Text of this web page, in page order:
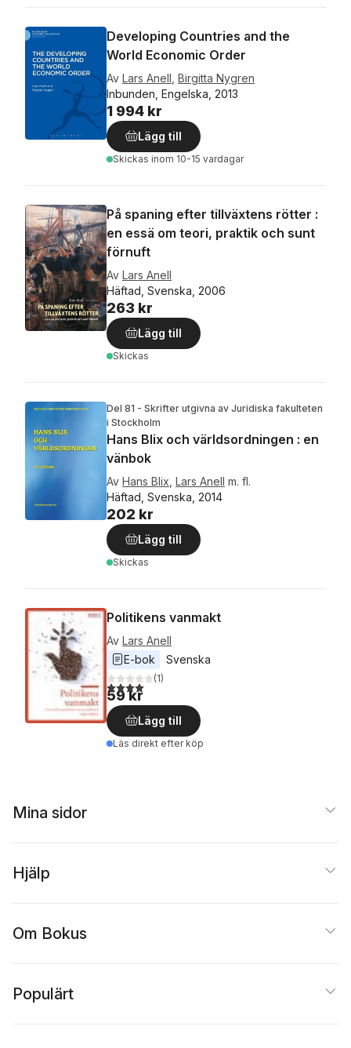
Developing Countries and the
World Economic Order
Av Lars Anell Birgitta Nygren
Inbunden, Engelska, 2013
1 994 kr
Lägg till
Skickas inom 10-15 vardagar
På spaning efter tillväxtens rötter :
en essä om teori, praktik och sunt
förnuft
Av Lars Anell
Häftad, Svenska, 2006
263 kr
Lägg till
Skickas
Del 81 - Skrifter utgivna av Juridiska fakulteten
i Stockholm
Hans Blix och världsordningen : en
vänbok
Av Hans Blix Lars Anell m. fl.
Häftad, Svenska, 2014
202 kr
Lägg till
Skickas
Politikens vanmakt
Av Lars Anell
E-bok
Svenska
4,0utav 5 stjärnor. Totalt antal röster:
(1)
59 kr
Lägg till
Läs direkt efter köp
Mina sidor
Hjälp
Om Bokus
Populärt